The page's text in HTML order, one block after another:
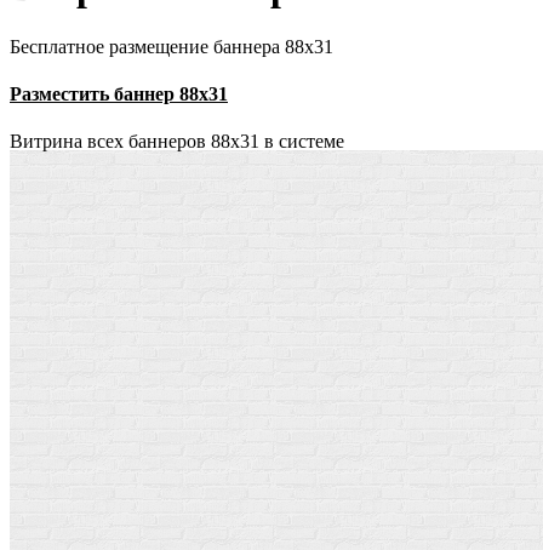
Бесплатное размещение баннера 88х31
Разместить баннер 88х31
Витрина всех баннеров 88x31 в системе